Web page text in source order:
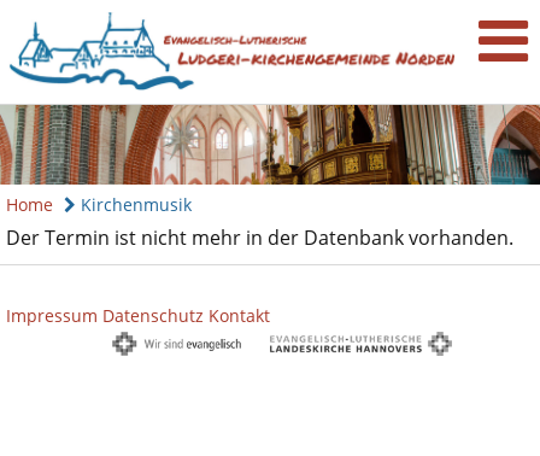
Home Kirchenmusik
Der Termin ist nicht mehr in der Datenbank vorhanden.
Impressum Datenschutz Kontakt